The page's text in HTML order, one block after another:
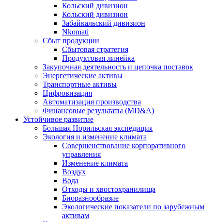
Кольский дивизион
Кольский дивизион
Забайкальский дивизион
Nkomati
Сбыт продукции
Сбытовая стратегия
Продуктовая линейка
Закупочная деятельность и цепочка поставок
Энергетические активы
Транспортные активы
Цифровизация
Автоматизация производства
Финансовые результаты (MD&A)
Устойчивое развитие
Большая Норильская экспедиция
Экология и изменение климата
Совершенствование корпоративного
управления
Изменение климата
Воздух
Вода
Отходы и хвостохранилища
Биоразнообразие
Экологические показатели по зарубежным
активам